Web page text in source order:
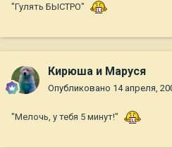
"Гулять БЫСТРО"
Кирюша и Маруся
Опубликовано 14 апреля,
"Мелочь, у тебя 5 минут!"